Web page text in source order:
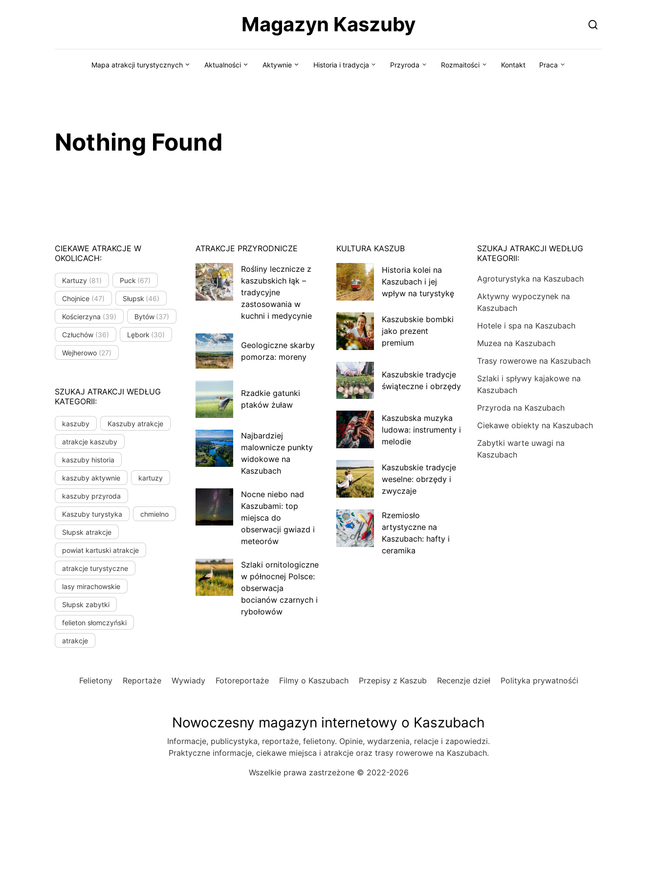
Magazyn Kaszuby
Mapa atrakcji turystycznych Aktualności Aktywnie Historia i tradycja Przyroda Rozmaitości Kontakt Praca
Nothing Found
CIEKAWE ATRAKCJE W
OKOLICACH:
Kartuzy (81) Puck (67)
Chojnice (47) Słupsk (46)
Kościerzyna (39) Bytów (37)
Człuchów (36) Lębork (30)
Wejherowo (27)
SZUKAJ ATRAKCJI WEDŁUG
KATEGORII:
kaszuby Kaszuby atrakcje
atrakcje kaszuby
kaszuby historia
kaszuby aktywnie kartuzy
kaszuby przyroda
Kaszuby turystyka chmielno
Słupsk atrakcje
powiat kartuski atrakcje
atrakcje turystyczne
lasy mirachowskie
Słupsk zabytki
felieton słomczyński
atrakcje
ATRAKCJE PRZYRODNICZE
Rośliny lecznicze z
kaszubskich łąk –
tradycyjne
zastosowania w
kuchni i medycynie
Geologiczne skarby
pomorza: moreny
Rzadkie gatunki
ptaków żuław
Najbardziej
malownicze punkty
widokowe na
Kaszubach
Nocne niebo nad
Kaszubami: top
miejsca do
obserwacji gwiazd i
meteorów
Szlaki ornitologiczne
w północnej Polsce:
obserwacja
bocianów czarnych i
rybołowów
KULTURA KASZUB
Historia kolei na
Kaszubach i jej
wpływ na turystykę
Kaszubskie bombki
jako prezent
premium
Kaszubskie tradycje
świąteczne i obrzędy
Kaszubska muzyka
ludowa: instrumenty i
melodie
Kaszubskie tradycje
weselne: obrzędy i
zwyczaje
Rzemiosło
artystyczne na
Kaszubach: hafty i
ceramika
SZUKAJ ATRAKCJI WEDŁUG
KATEGORII:
Agroturystyka na Kaszubach
Aktywny wypoczynek na
Kaszubach
Hotele i spa na Kaszubach
Muzea na Kaszubach
Trasy rowerowe na Kaszubach
Szlaki i spływy kajakowe na
Kaszubach
Przyroda na Kaszubach
Ciekawe obiekty na Kaszubach
Zabytki warte uwagi na
Kaszubach
Felietony Reportaże Wywiady Fotoreportaże Filmy o Kaszubach Przepisy z Kaszub Recenzje dzieł Polityka prywatnośći
Nowoczesny magazyn internetowy o Kaszubach
Informacje, publicystyka, reportaże, felietony. Opinie, wydarzenia, relacje i zapowiedzi.
Praktyczne informacje, ciekawe miejsca i atrakcje oraz trasy rowerowe na Kaszubach.
Wszelkie prawa zastrzeżone © 2022-2026